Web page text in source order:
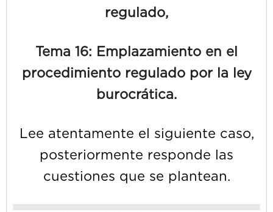
regulado,
Tema 16: Emplazamiento en el
procedimiento regulado por la ley
burocrática.
Lee atentamente el siguiente caso,
posteriormente responde las
cuestiones que se plantean.